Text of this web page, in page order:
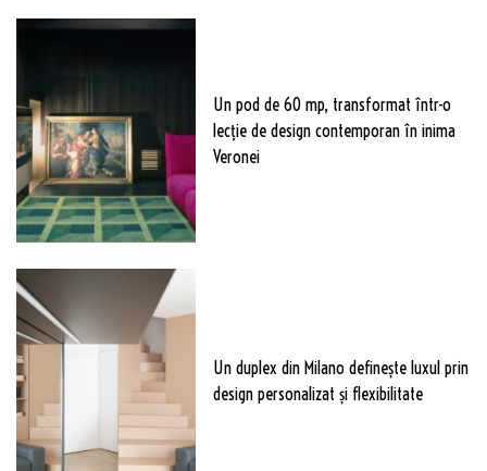
Un pod de 60 mp, transformat într-o
lecție de design contemporan în inima
Veronei
Un duplex din Milano definește luxul prin
design personalizat și flexibilitate